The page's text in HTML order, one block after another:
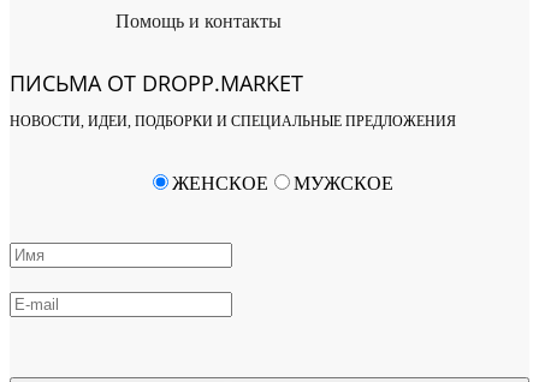
Помощь и контакты
ПИСЬМА ОТ DROPP.MARKET
НОВОСТИ, ИДЕИ, ПОДБОРКИ И СПЕЦИАЛЬНЫЕ ПРЕДЛОЖЕНИЯ
ЖЕНСКОЕ МУЖСКОЕ